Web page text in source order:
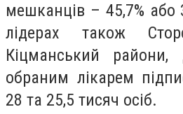
мешканців – 45,7% або
лідерах також
Кіцманський райони,
обраним лікарем
28 та 25,5 тисяч осіб.